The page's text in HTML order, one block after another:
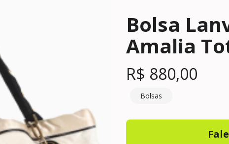
Bolsa
Amalia
R$ 880,00
Bolsas